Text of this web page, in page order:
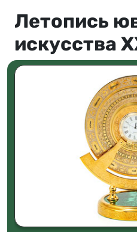
Летопись
искусства